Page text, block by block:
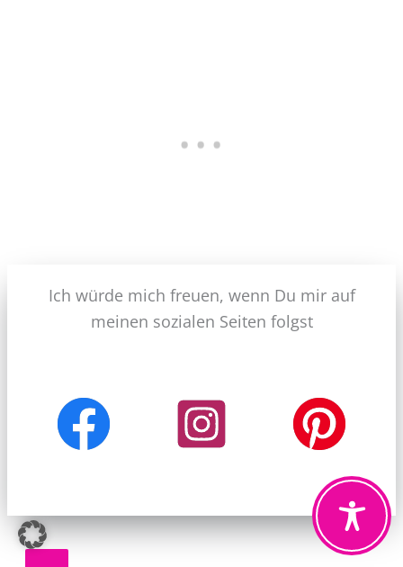
Ich würde mich freuen, wenn Du mir auf
meinen sozialen Seiten folgst